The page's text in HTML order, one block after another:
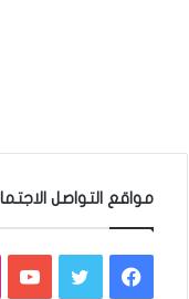
مواقع التواصل
فيسبوكتويتر